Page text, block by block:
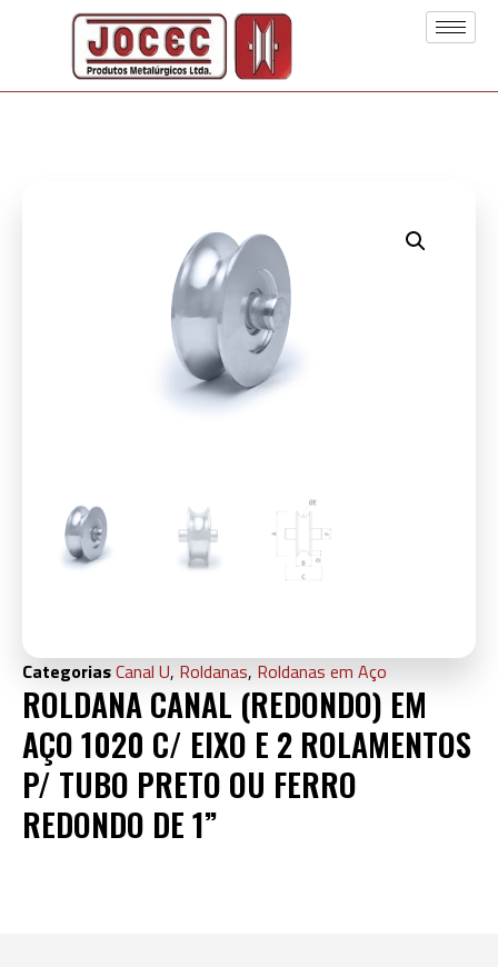
CategoriasCanal U, Roldanas, Roldanas em Aço
ROLDANA CANAL (REDONDO) EM
AÇO 1020 C/ EIXO E 2 ROLAMENTOS
P/ TUBO PRETO OU FERRO
REDONDO DE 1”